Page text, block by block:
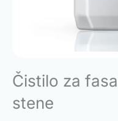
Čistilo za
stene